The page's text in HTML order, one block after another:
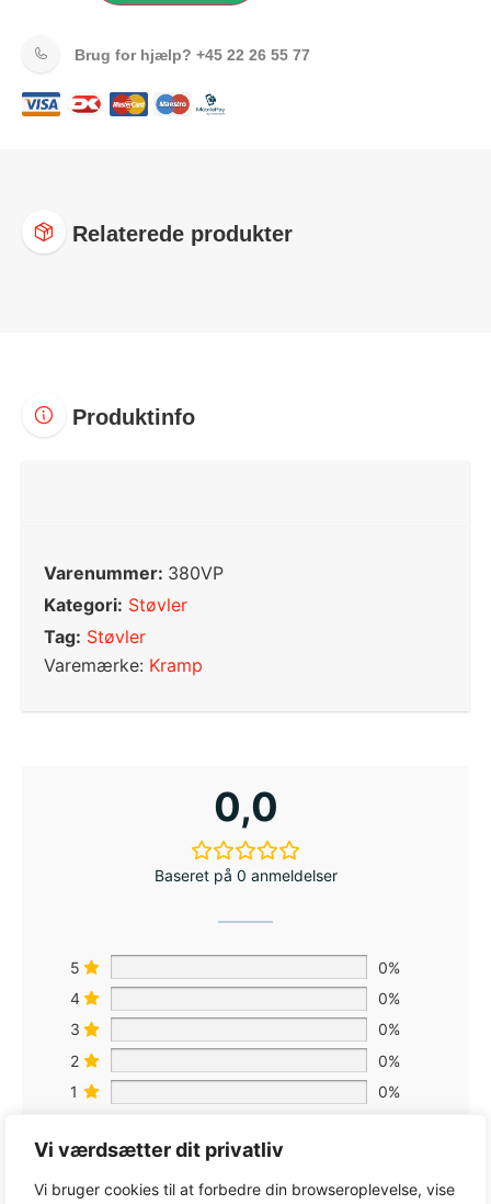
Vi værdsætter dit privatliv
Vi bruger cookies til at forbedre din browseroplevelse, vise
Brug for hjælp? +45 22 26 55 77
Relaterede produkter
Produktinfo
Varenummer: 380VP
Kategori: Støvler
Tag: Støvler
Varemærke: Kramp
0,0
Baseret på 0 anmeldelser
5
0%
4
0%
3
0%
2
0%
1
0%
Tilføj en anmeldelse